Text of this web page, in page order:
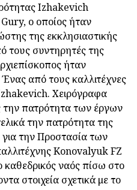
Izhakevich
ο οποίος ήταν
της εκκλησιαστικής
τους συντηρητές της
ήταν
Ένας από τους καλλιτέχνες
Χειρόγραφα
την πατρότητα των έργων
την πατρότητα της
την Προστασία των
Konovalyuk FZ
ναός πίσω στο
στοιχεία σχετικά με το